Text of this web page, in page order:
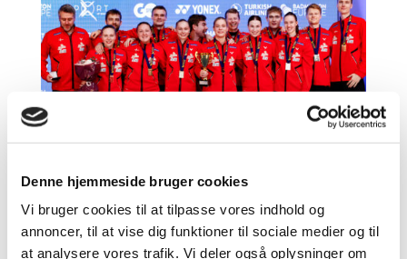
Denne hjemmeside bruger cookies
Vi bruger cookies til at tilpasse vores indhold og
annoncer, til at vise dig funktioner til sociale medier og til
at analysere vores trafik. Vi deler også oplysninger om
Sportschef er stolt af overbevisende EM-guld
mod svær modstander
afRonni Burkal Elkjær|feb 17, 2025